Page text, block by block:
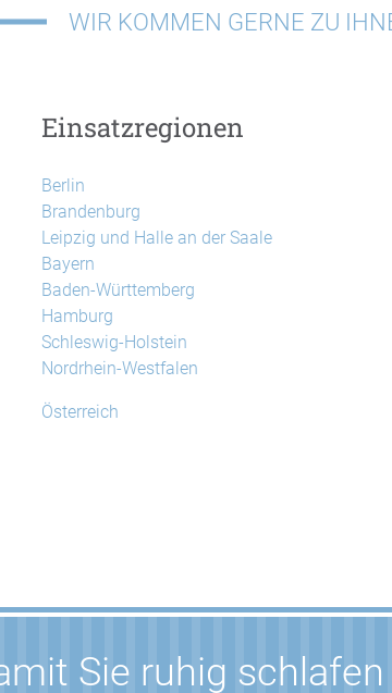
WIR KOMMEN GERNE ZU
Einsatzregionen
Berlin
Brandenburg
Leipzig und Halle an der Saale
Bayern
Baden-Württemberg
Hamburg
Schleswig-Holstein
Nordrhein-Westfalen
Österreich
Sie ruhig